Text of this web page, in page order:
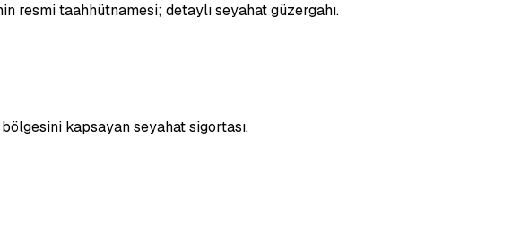
resmi taahhütnamesi; detaylı seyahat güzergahı.
kapsayan seyahat sigortası.